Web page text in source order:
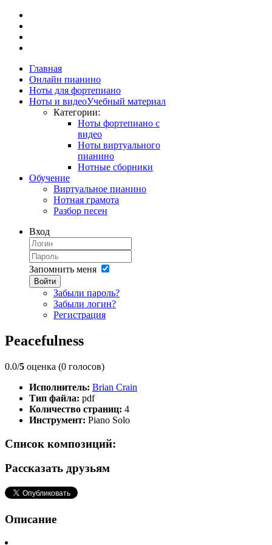
Главная
Онлайн пианино
Ноты для фортепиано
Ноты и видеоУчебный материал
Категории:
Ноты фортепиано с
видео
Ноты виртуального
пианино
Нотные сборники
Обучение
Виртуальное пианино
Нотная грамота
Разбор песен
Вход
Запомнить меня
Войти
Забыли пароль?
Забыли логин?
Регистрация
Peacefulness
0.0/5 оценка (0 голосов)
Исполнитель: Brian Crain
Тип файла: pdf
Количество страниц: 4
Инструмент: Piano Solo
Список композиций:
Рассказать друзьям
Описание